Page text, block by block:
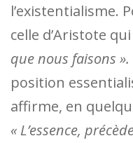
l’existentialisme.
celle d’Aristote
que nous faisons ».
position
affirme, en
« L’essence,